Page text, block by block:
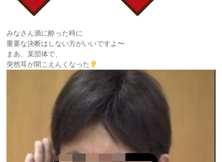
みなさん酒に酔った時に
重要な決断はしない方がいいですよ〜
まあ、某団体で、
突然耳が聞こえんくなった